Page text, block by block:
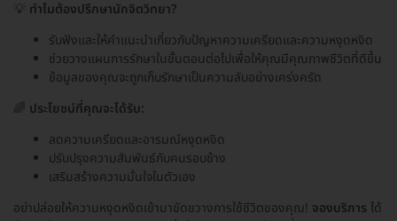
💡 ทำไมต้องปรึกษานักจิตวิทยา?
รับฟังและให้คำแนะนำเกี่ยวกับปัญหาความเครียดและความหงุดหงิด
ช่วยวางแผนการรักษาในขั้นตอนต่อไปเพื่อให้คุณมีคุณภาพชีวิตที่ดีขึ้น
ข้อมูลของคุณจะถูกเก็บรักษาเป็นความลับอย่างเคร่งครัด
🌈 ประโยชน์ที่คุณจะได้รับ:
ลดความเครียดและอารมณ์หงุดหงิด
ปรับปรุงความสัมพันธ์กับคนรอบข้าง
เสริมสร้างความมั่นใจในตัวเอง
อย่าปล่อยให้ความหงุดหงิดเข้ามาขัดขวางการใช้ชีวิตของคุณ! จองบริการ ได้